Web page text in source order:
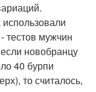
тестов мужчин
новобранцу
40 бурпи
то считалось,